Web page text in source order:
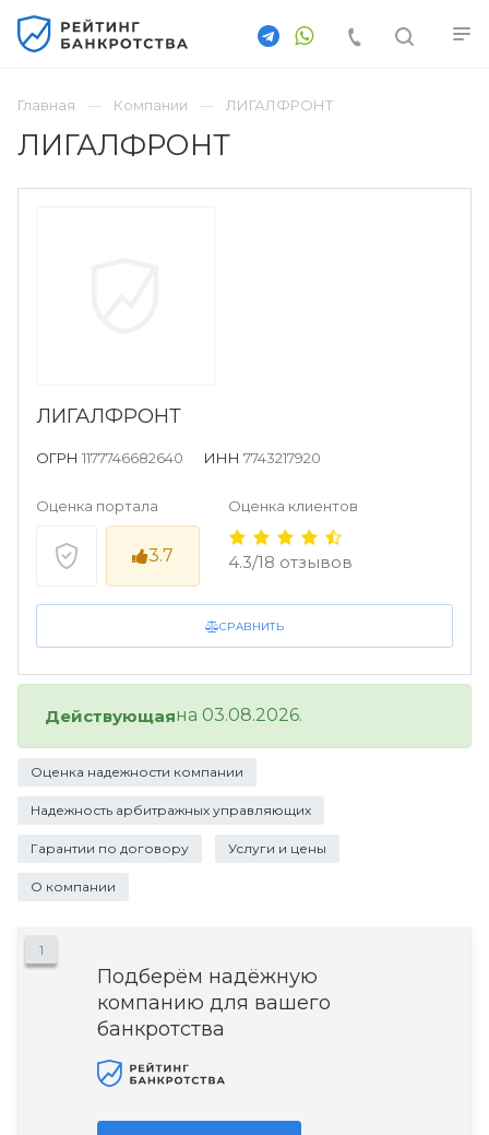
Главная Компании ЛИГАЛФРОНТ
ЛИГАЛФРОНТ
СРАВНИТЬ
ЛИГАЛФРОНТ
ОГРН 1177746682640 ИНН 7743217920
Оценка портала
3.7
Оценка клиентов
4.3/18 отзывов
Действующаяна 03.08.2026.
Оценка надежности компании
Надежность арбитражных управляющих
Гарантии по договору Услуги и цены
О компании
1
Подберём надёжную
компанию для вашего
банкротства